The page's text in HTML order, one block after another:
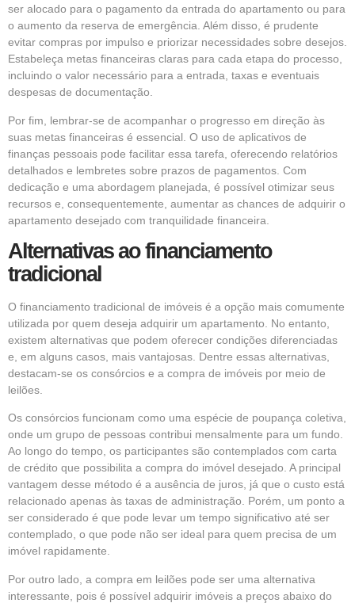
ser alocado para o pagamento da entrada do apartamento ou para
o aumento da reserva de emergência. Além disso, é prudente
evitar compras por impulso e priorizar necessidades sobre desejos.
Estabeleça metas financeiras claras para cada etapa do processo,
incluindo o valor necessário para a entrada, taxas e eventuais
despesas de documentação.
Por fim, lembrar-se de acompanhar o progresso em direção às
suas metas financeiras é essencial. O uso de aplicativos de
finanças pessoais pode facilitar essa tarefa, oferecendo relatórios
detalhados e lembretes sobre prazos de pagamentos. Com
dedicação e uma abordagem planejada, é possível otimizar seus
recursos e, consequentemente, aumentar as chances de adquirir o
apartamento desejado com tranquilidade financeira.
Alternativas ao financiamento
tradicional
O financiamento tradicional de imóveis é a opção mais comumente
utilizada por quem deseja adquirir um apartamento. No entanto,
existem alternativas que podem oferecer condições diferenciadas
e, em alguns casos, mais vantajosas. Dentre essas alternativas,
destacam-se os consórcios e a compra de imóveis por meio de
leilões.
Os consórcios funcionam como uma espécie de poupança coletiva,
onde um grupo de pessoas contribui mensalmente para um fundo.
Ao longo do tempo, os participantes são contemplados com carta
de crédito que possibilita a compra do imóvel desejado. A principal
vantagem desse método é a ausência de juros, já que o custo está
relacionado apenas às taxas de administração. Porém, um ponto a
ser considerado é que pode levar um tempo significativo até ser
contemplado, o que pode não ser ideal para quem precisa de um
imóvel rapidamente.
Por outro lado, a compra em leilões pode ser uma alternativa
interessante, pois é possível adquirir imóveis a preços abaixo do